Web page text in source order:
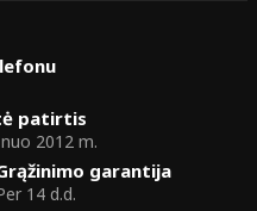
patirtis
2012 m.
garantija
14 d.d.